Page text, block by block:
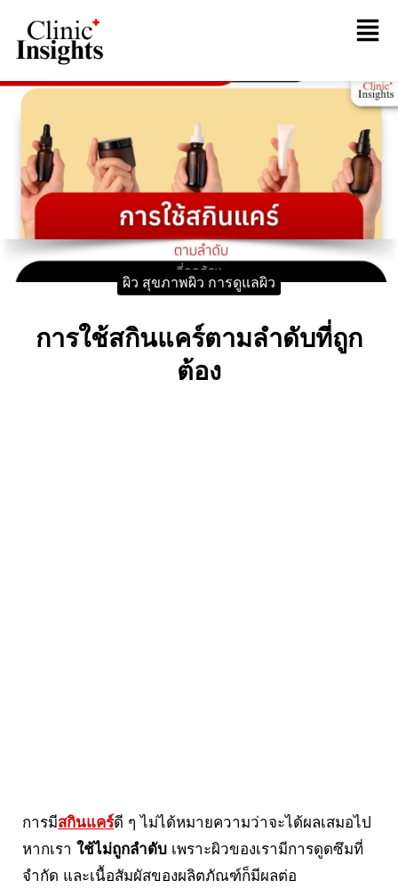
ผิว สุขภาพผิว การดูแลผิว
การใช้สกินแคร์ตามลำดับที่ถูก
ต้อง
การมีสกินแคร์ดี ๆ ไม่ได้หมายความว่าจะได้ผลเสมอไป
หากเรา ใช้ไม่ถูกลำดับ เพราะผิวของเรามีการดูดซึมที่
จำกัด และเนื้อสัมผัสของผลิตภัณฑ์ก็มีผลต่อ